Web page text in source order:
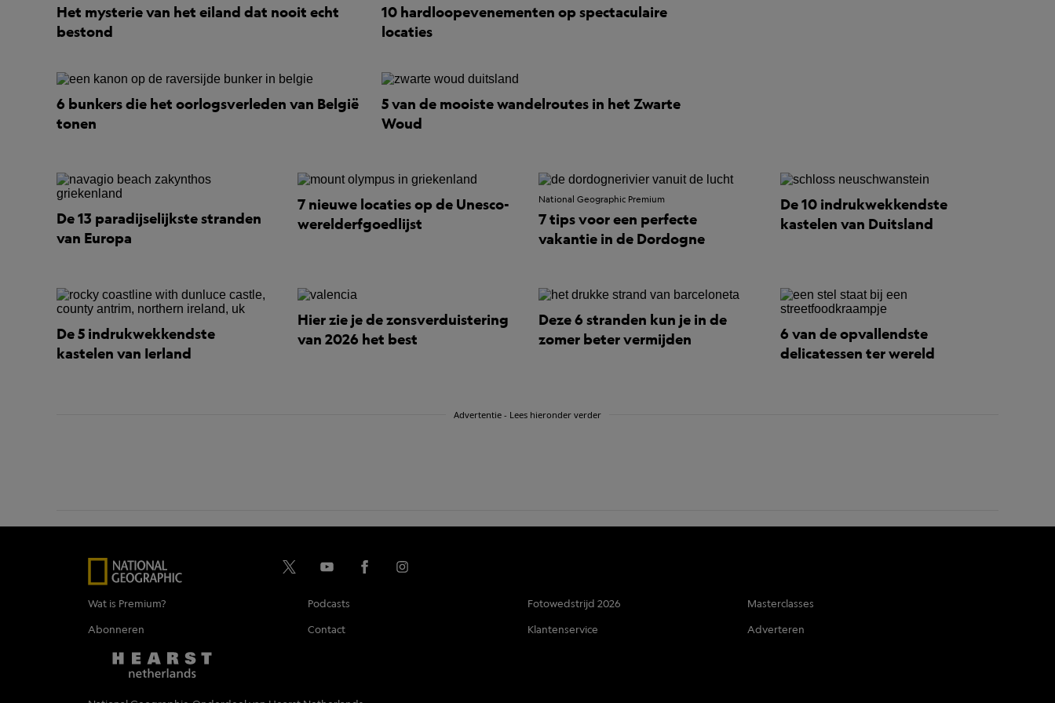
Het mysterie van het eiland dat nooit echt
bestond
10 hardloopevenementen op spectaculaire
locaties
6 bunkers die het oorlogsverleden van België
tonen
5 van de mooiste wandelroutes in het Zwarte
Woud
De 13 paradijselijkste stranden
van Europa
7 nieuwe locaties op de Unesco-
werelderfgoedlijst
National Geographic Premium
7 tips voor een perfecte
vakantie in de Dordogne
De 10 indrukwekkendste
kastelen van Duitsland
De 5 indrukwekkendste
kastelen van Ierland
Hier zie je de zonsverduistering
van 2026 het best
Deze 6 stranden kun je in de
zomer beter vermijden
6 van de opvallendste
delicatessen ter wereld
Advertentie - Lees hieronder verder
Wat is Premium? Podcasts Fotowedstrijd 2026
Masterclasses
Abonneren
Contact Klantenservice Adverteren